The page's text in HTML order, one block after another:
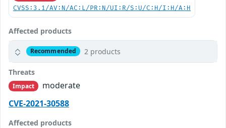
CVSS:3.1/AV:N/AC:L/PR:N/UI:R/S:U/C:H/I:H/A:H
Affected products
Recommended 2 products
Threats
Impact
moderate
CVE-2021-30588
Affected products